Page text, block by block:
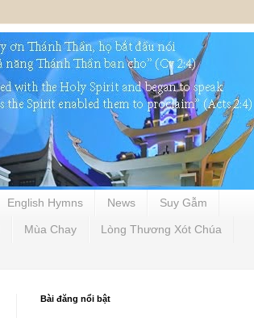
English Hymns News Suy Gẫm
Mùa Chay Lòng Thương Xót Chúa
Bài đăng nổi bật